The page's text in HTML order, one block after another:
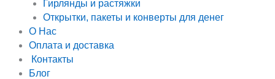
Гирлянды и растяжки
Открытки, пакеты и конверты для денег
О Нас
Оплата и доставка
Контакты
Блог